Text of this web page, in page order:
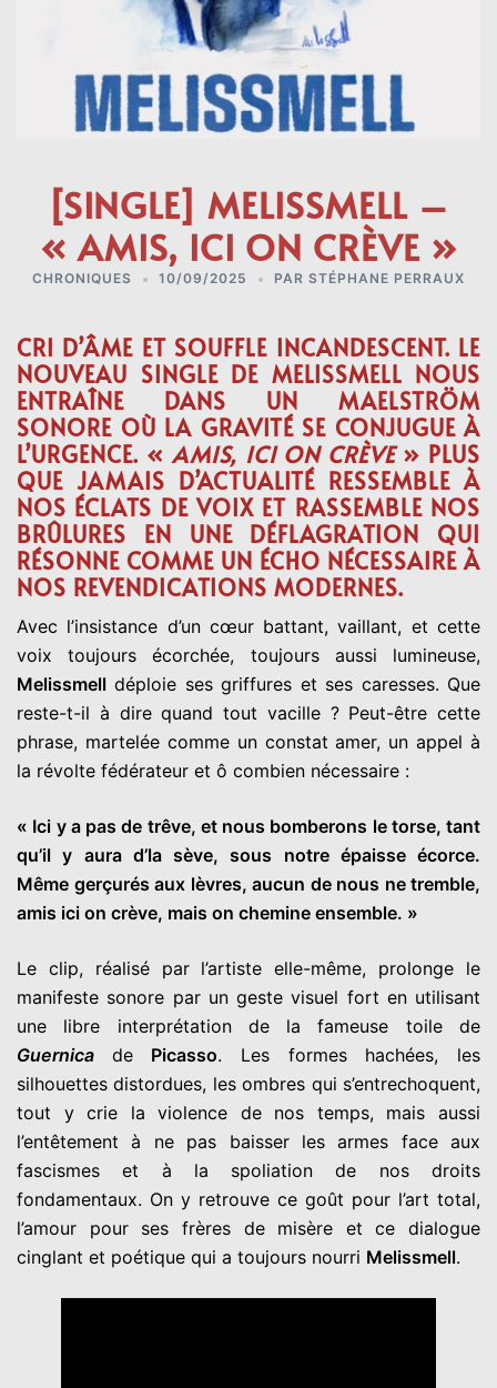
[SINGLE] MELISSMELL –
« AMIS, ICI ON CRÈVE »
CHRONIQUES 10/09/2025 PAR STÉPHANE PERRAUX
CRI D’ÂME ET SOUFFLE INCANDESCENT. LE
NOUVEAU SINGLE DE MELISSMELL NOUS
ENTRAÎNE DANS UN MAELSTRÖM
SONORE OÙ LA GRAVITÉ SE CONJUGUE À
L’URGENCE. «AMIS, ICI ON CRÈVE» PLUS
QUE JAMAIS D’ACTUALITÉ RESSEMBLE À
NOS ÉCLATS DE VOIX ET RASSEMBLE NOS
BRÛLURES EN UNE DÉFLAGRATION QUI
RÉSONNE COMME UN ÉCHO NÉCESSAIRE À
NOS REVENDICATIONS MODERNES.
Avec l’insistance d’un cœur battant, vaillant, et cette
voix toujours écorchée, toujours aussi lumineuse,
Melissmell déploie ses griffures et ses caresses. Que
reste-t-il à dire quand tout vacille ? Peut-être cette
phrase, martelée comme un constat amer, un appel à
la révolte fédérateur et ô combien nécessaire :
« Ici y a pas de trêve, et nous bomberons le torse, tant
qu’il y aura d’la sève, sous notre épaisse écorce.
Même gerçurés aux lèvres, aucun de nous ne tremble,
amis ici on crève, mais on chemine ensemble. »
Le clip, réalisé par l’artiste elle-même, prolonge le
manifeste sonore par un geste visuel fort en utilisant
une libre interprétation de la fameuse toile de
Guernica
de Picasso. Les formes hachées, les
silhouettes distordues, les ombres qui s’entrechoquent,
tout y crie la violence de nos temps, mais aussi
l’entêtement à ne pas baisser les armes face aux
fascismes et à la spoliation de nos droits
fondamentaux. On y retrouve ce goût pour l’art total,
l’amour pour ses frères de misère et ce dialogue
cinglant et poétique qui a toujours nourri Melissmell.